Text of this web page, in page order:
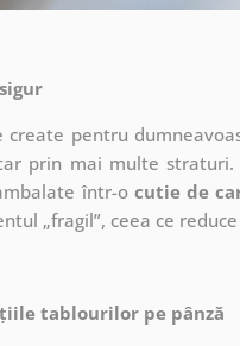
create pentru
prin mai multe
într-o cutie de
„fragil”, ceea ce
tablourilor pe pânză